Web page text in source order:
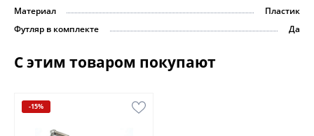
Материал
Пластик
Футляр в комплекте
Да
С этим товаром покупают
-15%